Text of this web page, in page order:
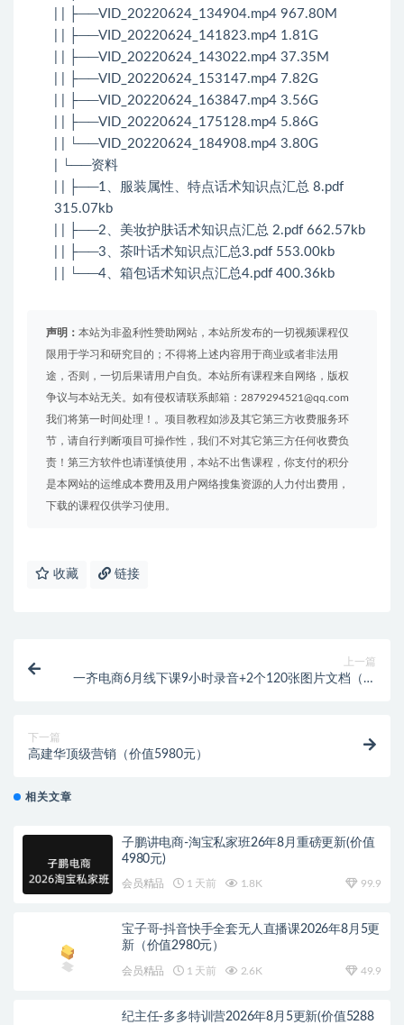
| | ├──VID_20220624_134904.mp4 967.80M
| | ├──VID_20220624_141823.mp4 1.81G
| | ├──VID_20220624_143022.mp4 37.35M
| | ├──VID_20220624_153147.mp4 7.82G
| | ├──VID_20220624_163847.mp4 3.56G
| | ├──VID_20220624_175128.mp4 5.86G
| | └──VID_20220624_184908.mp4 3.80G
| └──资料
| | ├──1、服装属性、特点话术知识点汇总 8.pdf
315.07kb
| | ├──2、美妆护肤话术知识点汇总 2.pdf 662.57kb
| | ├──3、茶叶话术知识点汇总3.pdf 553.00kb
| | └──4、箱包话术知识点汇总4.pdf 400.36kb
声明： 本站为非盈利性赞助网站，本站所发布的一切视频课程仅
限用于学习和研究目的；不得将上述内容用于商业或者非法用
途，否则，一切后果请用户自负。本站所有课程来自网络，版权
争议与本站无关。如有侵权请联系邮箱：2879294521@qq.com
我们将第一时间处理！。项目教程如涉及其它第三方收费服务环
节，请自行判断项目可操作性，我们不对其它第三方任何收费负
责！第三方软件也请谨慎使用，本站不出售课程，你支付的积分
是本网站的运维成本费用及用户网络搜集资源的人力付出费用，
下载的课程仅供学习使用。
收藏 链接
上一篇
一齐电商6月线下课9小时录音+2个120张图片文档（价
下一篇
高建华顶级营销（价值5980元）
相关文章
子鹏讲电商-淘宝私家班26年8月重磅更新(价值
4980元)
会员精品 1 天前 1.8K 99.9
宝子哥-抖音快手全套无人直播课2026年8月5更
新（价值2980元）
会员精品 1 天前 2.6K 49.9
纪主任-多多特训营2026年8月5更新(价值5288